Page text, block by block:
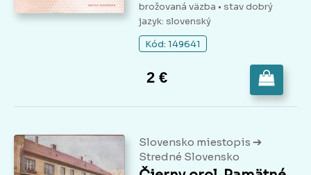
brožovaná väzba • stav dobrý
jazyk: slovenský
Kód: 149641
2 €
Slovensko miestopis ➔
Stredné Slovensko